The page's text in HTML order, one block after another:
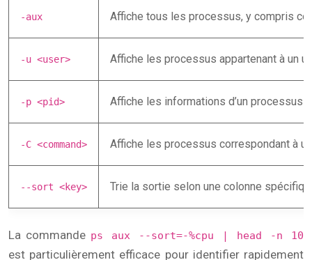
-aux Affiche tous les processus, y compris
-u <user> Affiche les processus appartenant à un
-p <pid> Affiche les informations d’un processus
-C <command> Affiche les processus correspondant à
--sort <key> Trie la sortie selon une colonne
La commande ps aux --sort=-%cpu | head -n 10
est particulièrement efficace pour identifier rapidement